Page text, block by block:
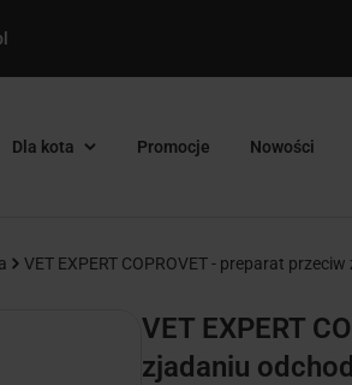
Dla kota Promocje Nowości
VET EXPERT COPROVET - preparat
VET EXPERT
zjadaniu